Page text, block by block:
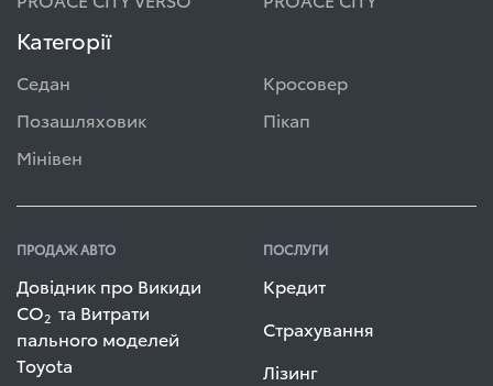
Категорії
Седан
Кросовер
Позашляховик
Пікап
Мінівен
ПРОДАЖ АВТО
Довідник про Викиди
СО2 та Витрати
пального моделей
Toyota
ПОСЛУГИ
Кредит
Страхування
Лізинг